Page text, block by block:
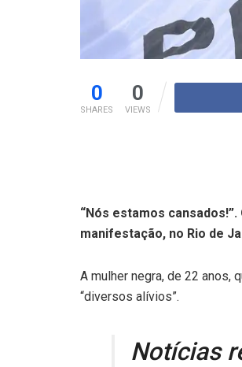
0
SHARES
0
VIEWS
“Nós estamos
manifestação, no Rio de
A mulher negra, de 22 anos,
“diversos alívios”.
Notícias